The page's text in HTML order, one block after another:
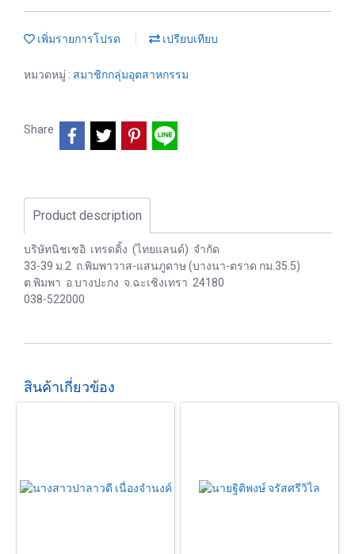
เพิ่มรายการโปรด เปรียบเทียบ
หมวดหมู่ : สมาชิกกลุ่มอุตสาหกรรม
Share
Product description
บริษัทนิชเชอิ เทรดดิ้ง (ไทยแลนด์) จำกัด
33-39 ม.2 ถ.พิมพาวาส-แสนภูดาษ (บางนา-ตราด กม.35.5)
ต.พิมพา อ.บางปะกง จ.ฉะเชิงเทรา 24180
038-522000
สินค้าเกี่ยวข้อง